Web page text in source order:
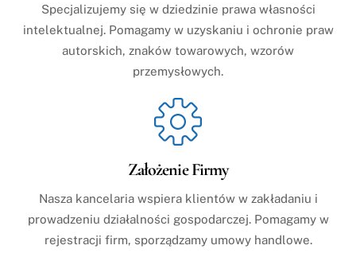
Specjalizujemy się w dziedzinie prawa własności
intelektualnej. Pomagamy w uzyskaniu i ochronie praw
autorskich, znaków towarowych, wzorów
przemysłowych.
Założenie Firmy
Nasza kancelaria wspiera klientów w zakładaniu i
prowadzeniu działalności gospodarczej. Pomagamy w
rejestracji firm, sporządzamy umowy handlowe.